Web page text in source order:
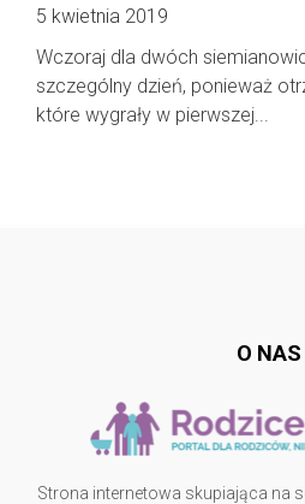
5 kwietnia 2019
Wczoraj dla dwóch
szczególny dzień, ponieważ
które wygrały w pierwszej...
O NAS
Strona internetowa skupiająca na